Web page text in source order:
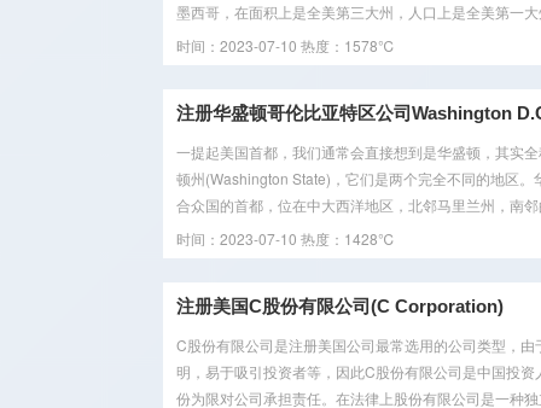
墨西哥，在面积上是全美第三大州，人口上是全美第一
时间：2023-07-10 热度：1578℃
注册华盛顿哥伦比亚特区公司Washington
一提起美国首都，我们通常会直接想到是华盛顿，其实
顿州(Washington State)，它们是两个完全不同的地区
合众国的首都，位在中大西洋地区，北邻马里兰州，南
时间：2023-07-10 热度：1428℃
注册美国C股份有限公司(C Corporation)
C股份有限公司是注册美国公司最常选用的公司类型，
明，易于吸引投资者等，因此C股份有限公司是中国投
份为限对公司承担责任。在法律上股份有限公司是一种